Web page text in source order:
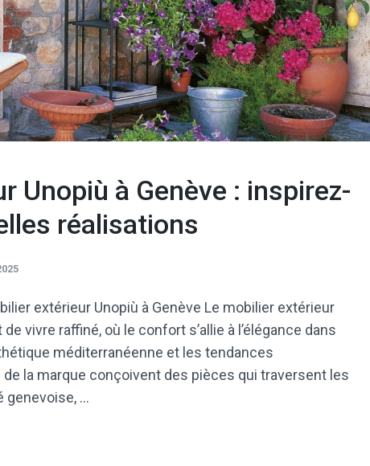
Unopiù à Genève : inspirez-
réalisations
extérieur Unopiù à Genève Le mobilier extérieur
vivre raffiné, où le confort s’allie à l’élégance dans
méditerranéenne et les tendances
la marque conçoivent des pièces qui traversent les
genevoise, …